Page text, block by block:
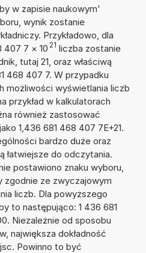
w zapisie naukowym'
wynik zostanie
Przykładowo, dla
407 7 × 10 21 liczba zostanie
tutaj 21, oraz właściwą
468 407 7. W przypadku
możliwości wyświetlania liczb
przykład w kalkulatorach
również zastosować
1,436 681 468 407 7E+21.
bardzo duże oraz
łatwiejsze do odczytania.
postawiono znaku wyboru,
zgodnie ze zwyczajowym
liczb. Dla powyższego
to następująco: 1 436 681
Niezależnie od sposobu
największa dokładność
Powinno to być